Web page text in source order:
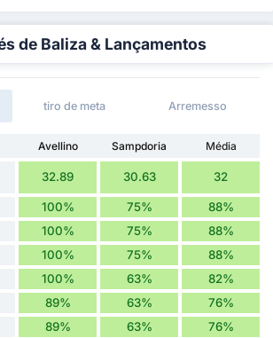
de Baliza & Lançamentos
tiro de meta Arremesso
Avellino Sampdoria
Média
32.89 30.63 32
100% 75% 88%
100% 75% 88%
100% 75% 88%
100% 63% 82%
89% 63% 76%
89% 63% 76%